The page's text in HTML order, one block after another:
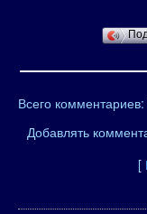
Всего комментариев:
Добавлять
[